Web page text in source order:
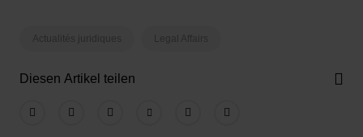
Actualités juridiques Legal Affairs
Diesen Artikel teilen